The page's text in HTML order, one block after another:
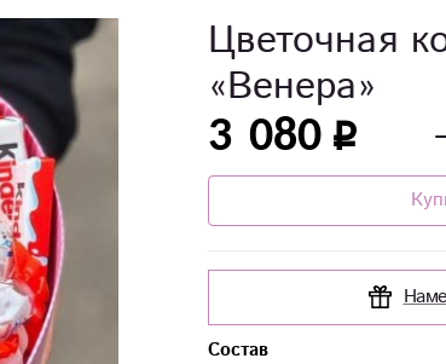
Цветочная
«Венера»
3 080
Состав